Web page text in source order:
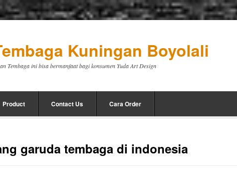
Kuningan Boyolali
Tembaga ini bisa bermanfaat bagi konsumen Yuda Art Design
Product Contact Us Cara Order
garuda tembaga di indonesia